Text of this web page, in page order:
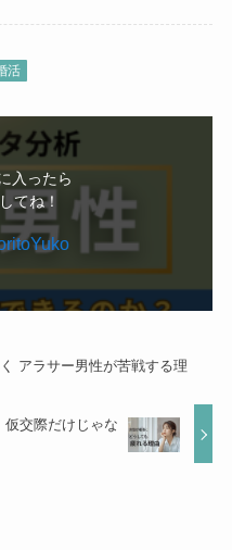
活
入ったら
てね！
アラサー男性が苦戦する理
交際だけじゃな